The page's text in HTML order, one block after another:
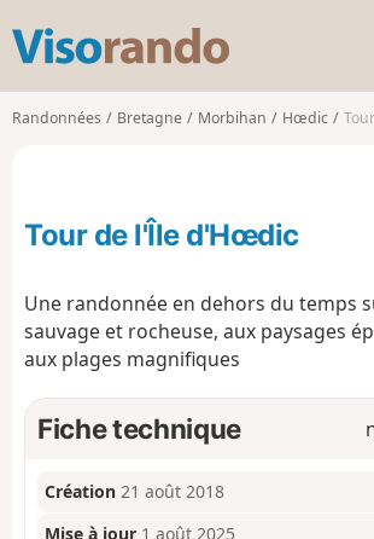
s
o
o
Randonnées Bretagne Morbihan Hœdic
Tour de l'Île d'Hœdic
Une randonnée en dehors du temps
sauvage et rocheuse, aux paysages
aux plages magnifiques
Fiche technique
Création 21 août 2018
Mise à jour 1 août 2025